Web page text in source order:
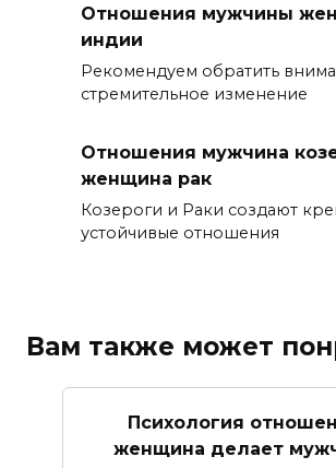
Отношения мужчины
индии
Рекомендуем обратить
стремительное изменение
Отношения мужчина
женщина рак
Козероги и Раки создают
устойчивые отношения
Вам также может
Психология
женщина делает